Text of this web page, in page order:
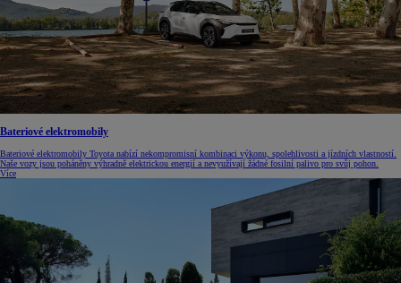
Bateriové elektromobily
Bateriové elektromobily Toyota nabízí nekompromisní kombinaci výkonu, spolehlivosti a jízdních vlastností.
Naše vozy jsou poháněny výhradně elektrickou energií a nevyužívají žádné fosilní palivo pro svůj pohon.
Více